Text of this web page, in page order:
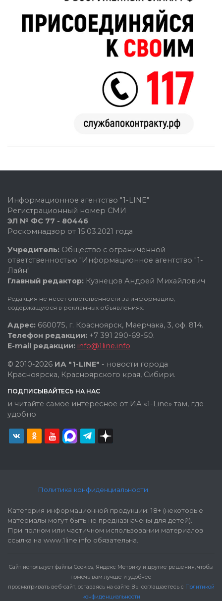
Информационное агентство "1-LINE"
Регистрационный номер СМИ
ЭЛ № ФС 77 - 80446
Роскомнадзор от 15.03.2021 года
Учредитель: Общество с ограниченной
ответственностью "Информационное агентство "1-
Лайн"
Главный редактор: Кузнецов Андрей Михайлович
Редакция не несет ответственности за информацию,
содержащуюся в рекламных объявлениях.
Адрес: 660075, г. Красноярск, Маерчака, 3, оф. 814.
Телефон редакции: +7 391 290-69-50.
E-mail редакции: info@1line.info
© 2010-2026 ИА "1-LINE" - новости города
Красноярска, Красноярского края, Сибири.
ПОДПИСЫВАЙТЕСЬ НА НАС
и читайте самое интересное от ИА «1-Line» там, где
удобно
Политика конфиденциальности
Категория информационной продукции: 18+ (некоторые
материалы могут быть не предназначены для детей).
При полном или частичном использовании материалов
ссылка на www.1line.info обязательна.
Cайт использует файлы Cookies, Яндекс Метрику и другие решения, чтобы
помочь вам лучше и удобнее
просматривать веб-сайт, оставаясь на сайте Вы соглашаетесь с Политикой
конфиденциальности